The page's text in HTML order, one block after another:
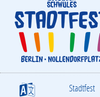
S Stadtfest